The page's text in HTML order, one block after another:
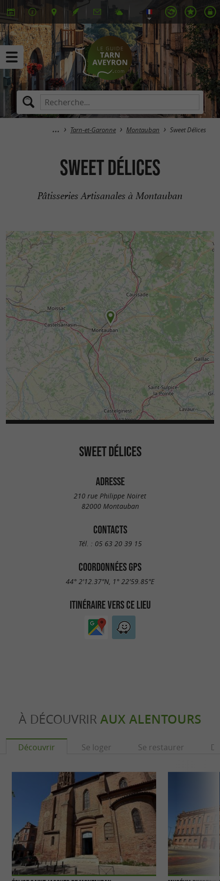
Tarn-et-Garonne Montauban Sweet Délices
Sweet Délices
Pâtisseries Artisanales à Montauban
SWEET DÉLICES
ADRESSE
210 rue Philippe Noiret
82000 Montauban
CONTACTS
Tél. : 05 63 20 39 15
COORDONNÉES GPS
44° 2'12.37"N, 1° 22'59.85"E
ITINÉRAIRE VERS CE LIEU
À DÉCOUVRIR AUX ALENTOURS
Découvrir Se loger Se restaurer